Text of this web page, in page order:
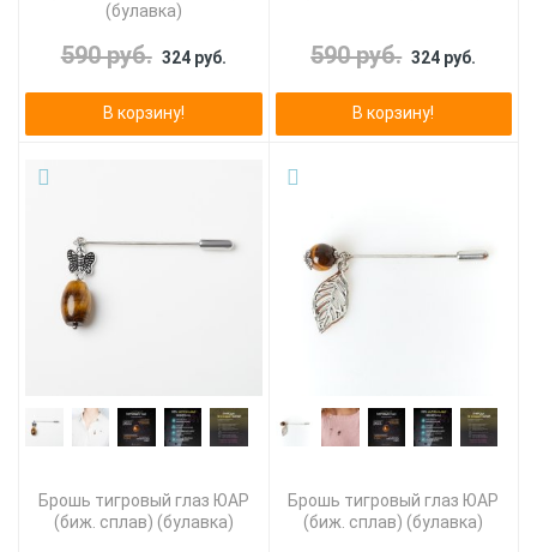
(булавка)
590 руб. 324 руб.
В корзину!
590 руб. 324 руб.
В корзину!
Брошь тигровый глаз ЮАР
(биж. сплав) (булавка)
Брошь тигровый глаз ЮАР
(биж. сплав) (булавка)